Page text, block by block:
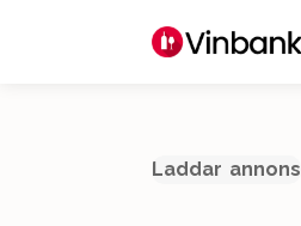
Laddar annons